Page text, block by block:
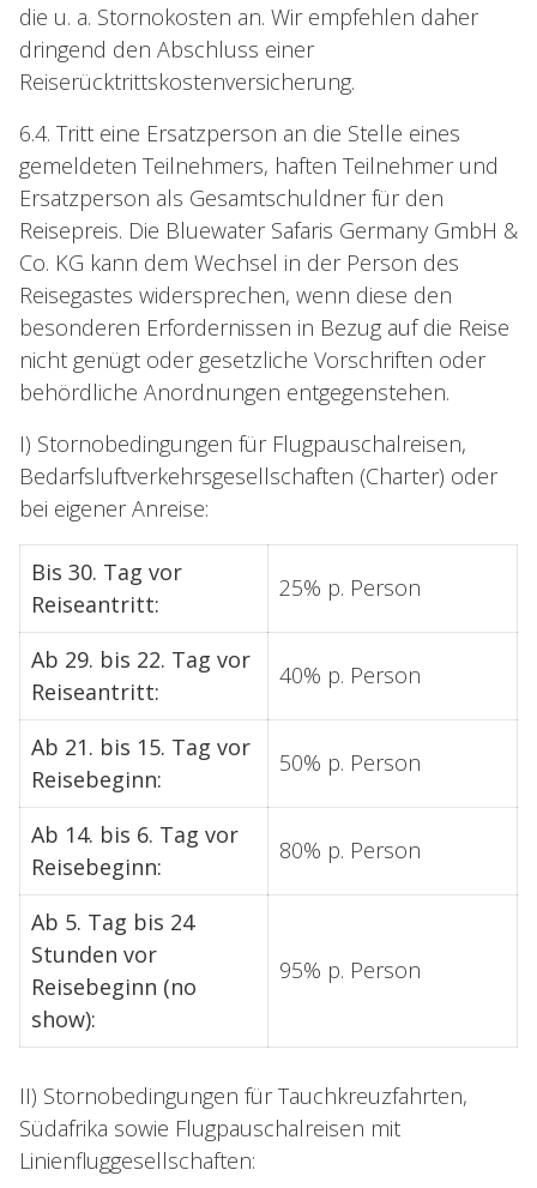
die u. a. Stornokosten an. Wir empfehlen daher
dringend den Abschluss einer
Reiserücktrittskostenversicherung.
6.4. Tritt eine Ersatzperson an die Stelle eines
gemeldeten Teilnehmers, haften Teilnehmer und
Ersatzperson als Gesamtschuldner für den
Reisepreis. Die Bluewater Safaris Germany GmbH &
Co. KG kann dem Wechsel in der Person des
Reisegastes widersprechen, wenn diese den
besonderen Erfordernissen in Bezug auf die Reise
nicht genügt oder gesetzliche Vorschriften oder
behördliche Anordnungen entgegenstehen.
I) Stornobedingungen für Flugpauschalreisen,
Bedarfsluftverkehrsgesellschaften (Charter) oder
bei eigener Anreise:
Bis 30. Tag vor
Reiseantritt:
25% p. Person
Ab 29. bis 22. Tag vor
Reiseantritt:
40% p. Person
Ab 21. bis 15. Tag vor
Reisebeginn:
50% p. Person
Ab 14. bis 6. Tag vor
Reisebeginn:
80% p. Person
Ab 5. Tag bis 24
Stunden vor
Reisebeginn (no
show):
95% p. Person
II) Stornobedingungen für Tauchkreuzfahrten,
Südafrika sowie Flugpauschalreisen mit
Linienfluggesellschaften: